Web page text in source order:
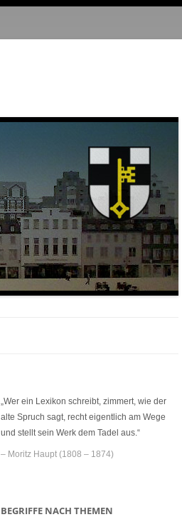
„Wer ein Lexikon schreibt, zimmert, wie der
alte Spruch sagt, recht eigentlich am Wege
und stellt sein Werk dem Tadel aus.“
– Moritz Haupt (1808 – 1874)
BEGRIFFE NACH THEMEN